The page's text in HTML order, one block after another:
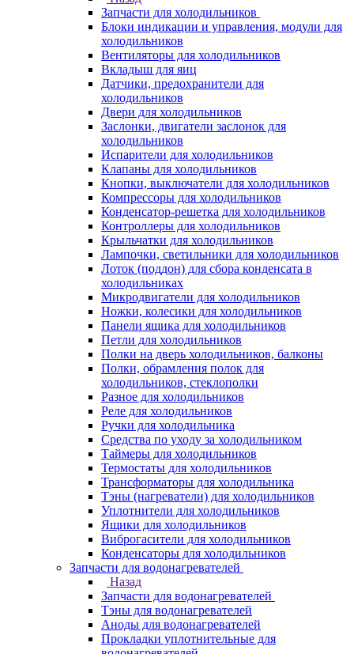
Запчасти для холодильников
Блоки индикации и управления, модули для
холодильников
Вентиляторы для холодильников
Вкладыш для яиц
Датчики, предохранители для
холодильников
Двери для холодильников
Заслонки, двигатели заслонок для
холодильников
Испарители для холодильников
Клапаны для холодильников
Кнопки, выключатели для холодильников
Компрессоры для холодильников
Конденсатор-решетка для холодильников
Контроллеры для холодильников
Крыльчатки для холодильников
Лампочки, светильники для холодильников
Лоток (поддон) для сбора конденсата в
холодильниках
Микродвигатели для холодильников
Ножки, колесики для холодильников
Панели ящика для холодильников
Петли для холодильников
Полки на дверь холодильников, балконы
Полки, обрамления полок для
холодильников, стеклополки
Разное для холодильников
Реле для холодильников
Ручки для холодильника
Средства по уходу за холодильником
Таймеры для холодильников
Термостаты для холодильников
Трансформаторы для холодильника
Тэны (нагреватели) для холодильников
Уплотнители для холодильников
Ящики для холодильников
Виброгасители для холодильников
Конденсаторы для холодильников
Запчасти для водонагревателей
Назад
Запчасти для водонагревателей
Тэны для водонагревателей
Аноды для водонагревателей
Прокладки уплотнительные для